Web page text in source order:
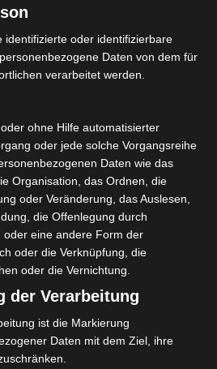
mache
gerne abends
identifizierte oder identifizierbare
Daten von dem für
verarbeitet werden.
ohne Hilfe automatisierter
oder jede solche Vorgangsreihe
Daten wie das
Organisation, das Ordnen, die
oder Veränderung, das Auslesen,
die Offenlegung durch
oder eine andere Form der
oder die Verknüpfung, die
oder die Vernichtung.
der Verarbeitung
ist die Markierung
Daten mit dem Ziel, ihre